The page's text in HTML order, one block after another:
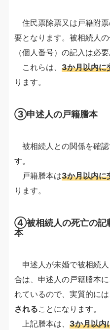
住民票除票又は戸籍附
要となります。被相続人
（個人番号）の記入は必要
これらは、 3か月以内に
ります。
③申述人の戸籍謄本
被相続人との関係を確
す。
戸籍謄本は3か月以内に
ります。
④被相続人の死亡の記
本
申述人が未婚で被相続
合は、申述人の戸籍謄本
れているので、実質的には
されることになります。
上記謄本は、 3か月以内